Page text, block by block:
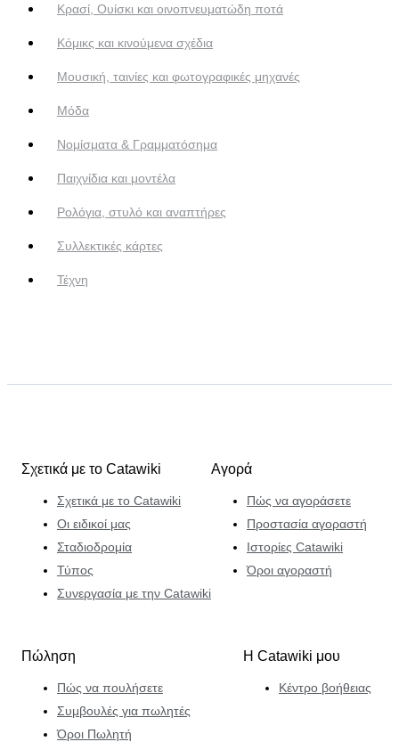
Κρασί, Ουίσκι και οινοπνευματώδη ποτά
Κόμικς και κινούμενα σχέδια
Μουσική, ταινίες και φωτογραφικές μηχανές
Μόδα
Νομίσματα & Γραμματόσημα
Παιχνίδια και μοντέλα
Ρολόγια, στυλό και αναπτήρες
Συλλεκτικές κάρτες
Τέχνη
Σχετικά με το Catawiki
Σχετικά με το Catawiki
Οι ειδικοί μας
Σταδιοδρομία
Τύπος
Συνεργασία με την Catawiki
Αγορά
Πώς να αγοράσετε
Προστασία αγοραστή
Ιστορίες Catawiki
Όροι αγοραστή
Πώληση
Πώς να πουλήσετε
Συμβουλές για πωλητές
Όροι Πωλητή
Η Catawiki μου
Κέντρο βοήθειας